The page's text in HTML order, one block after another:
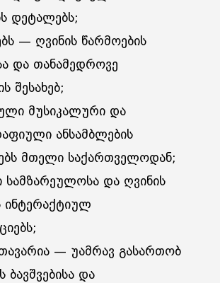
დეტალებს;
— ღვინის წარმოების
და თანამედროვე
შესახებ;
მუსიკალური და
ანსამბლების
მთელი საქართველოდან;
და ღვინის
ინტერაქტიულ
— უამრავ გასართობ
ბავშვებისა და